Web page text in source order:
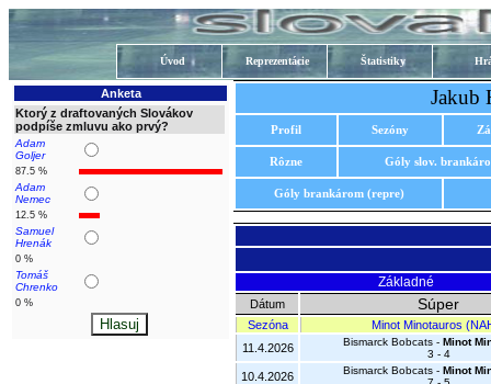
Úvod Reprezentácie Štatistiky
Anketa
Ktorý z draftovaných Slovákov
podpíše zmluvu ako prvý?
Adam
Goljer
87.5 %
Adam
Nemec
12.5 %
Samuel
Hrenák
0 %
Tomáš
Chrenko
0 %
Jakub
Profil Sezóny
Rôzne Góly slov.
Góly brankárom (repre)
Základné
Dátum Súper
Sezóna
Minot Minotauros
11.4.2026
Bismarck Bobcats - Minot
3 - 4
10.4.2026 Bismarck Bobcats - Minot